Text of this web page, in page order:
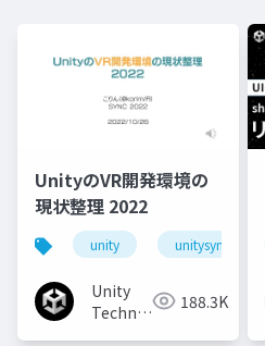
UnityのVR開発環境の
現状整理 2022
unity unitysync
Unity
Technologies188.3K